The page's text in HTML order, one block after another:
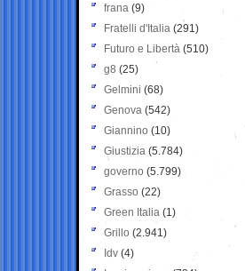
frana (9)
Fratelli d'Italia (291)
Futuro e Libertà (510)
g8 (25)
Gelmini (68)
Genova (542)
Giannino (10)
Giustizia (5.784)
governo (5.799)
Grasso (22)
Green Italia (1)
Grillo (2.941)
Idv (4)